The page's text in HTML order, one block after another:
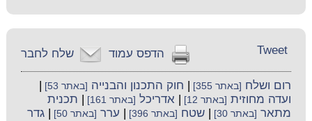
שלח לחבר הדפס עמוד Tweet
רום ושלח [באתר 355] | חוק התכנון והבנייה [באתר 53]
|
ועדה מחוזית [באתר 12] | אדריכל [באתר 161] | תכנית
מתאר [באתר 30] |שטח [באתר 396] | ערר [באתר 50] |גדר